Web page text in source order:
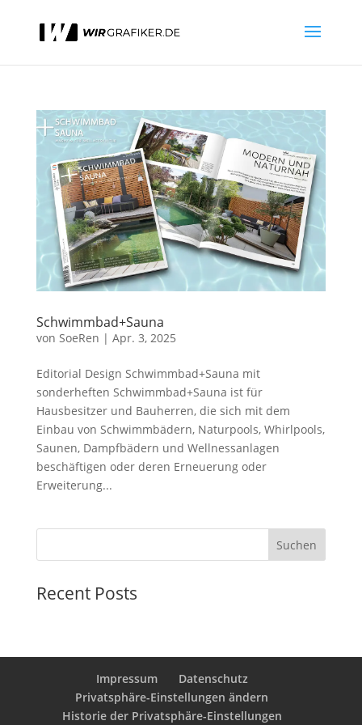
Schwimmbad+Sauna
von SoeRen | Apr. 3, 2025
Editorial Design Schwimmbad+Sauna mit
sonderheften Schwimmbad+Sauna ist für
Hausbesitzer und Bauherren, die sich mit dem
Einbau von Schwimmbädern, Naturpools, Whirlpools,
Saunen, Dampfbädern und Wellnessanlagen
beschäftigen oder deren Erneuerung oder
Erweiterung...
Suchen
Recent Posts
Impressum
Datenschutz
Privatsphäre-Einstellungen ändern
Historie der Privatsphäre-Einstellungen